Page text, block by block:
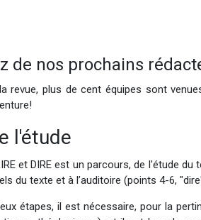
de nos prochains
revue, plus de cent équipes sont
l'étude
et DIRE est un parcours, de l'étude
du texte et à l’auditoire (points 4-6,
étapes, il est nécessaire, pour la